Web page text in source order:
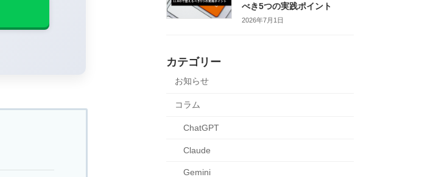
べき5つの実践ポイント
2026年7月1日
カテゴリー
お知らせ
コラム
ChatGPT
Claude
Gemini